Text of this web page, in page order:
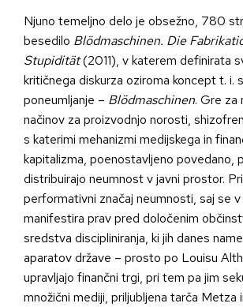
Njuno temeljno delo je obsežno, 780
besedilo Blödmaschinen. Die
Stupidität(2011), v katerem definirata
kritičnega diskurza oziroma koncept t. i.
poneumljanje – Blödmaschinen. Gre za
načinov za proizvodnjo norosti,
s katerimi mehanizmi medijskega in
kapitalizma, poenostavljeno povedano,
distribuirajo neumnost v javni prostor.
performativni značaj neumnosti, saj se
manifestira prav pred določenim
sredstva discipliniranja, ki jih danes
aparatov države – prosto po Louisu
upravljajo finančni trgi, pri tem pa jim
množični mediji, priljubljena tarča Metza